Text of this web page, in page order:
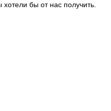
бы от нас получить.